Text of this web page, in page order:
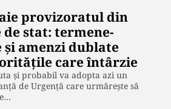
provizoratul din
stat: termene-
amenzi dublate
care întârzie
și probabil va adopta azi un
de Urgență care urmărește să